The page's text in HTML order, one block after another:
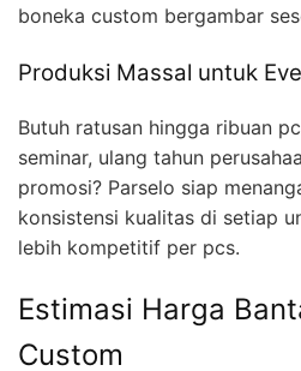
boneka custom bergambar
Produksi Massal untuk
Butuh ratusan hingga ribuan
seminar, ulang tahun
promosi? Parselo siap
konsistensi kualitas di setiap
lebih kompetitif per pcs.
Estimasi Harga
Custom